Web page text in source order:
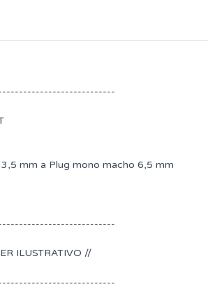
mm a Plug mono macho 6,5 mm
ILUSTRATIVO //